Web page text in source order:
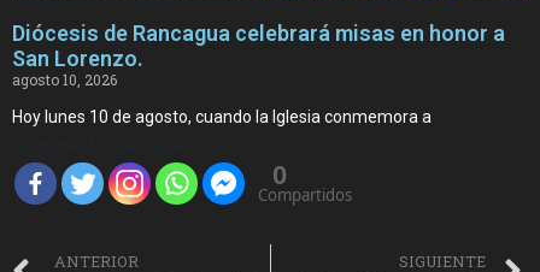
Diócesis de Rancagua celebrará misas en honor a
San Lorenzo.
agosto 10, 2026
Hoy lunes 10 de agosto, cuando la Iglesia conmemora a
0
Compartidos
ANTERIOR SIGUIENTE